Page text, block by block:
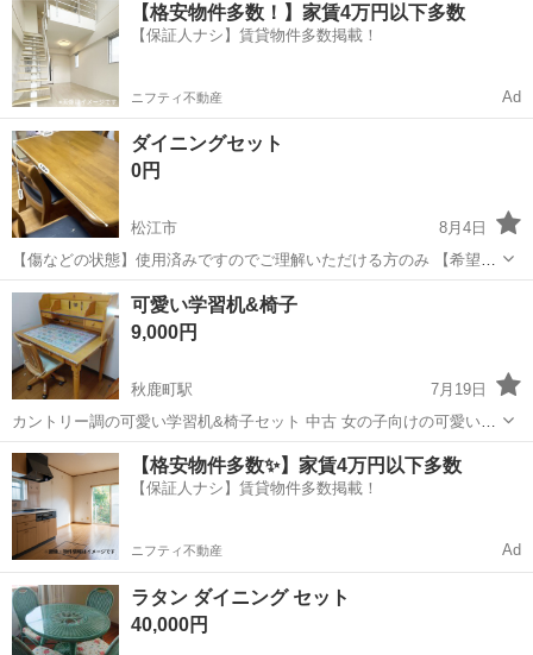
【格安物件多数！】家賃4万円以下多数
【保証人ナシ】賃貸物件多数掲載！
ニフティ不動産 Ad
ダイニングセット
0円
松江市
8月4日
【傷などの状態】使用済みですのでご理解いただける方のみ 【希望取
引場所】自宅 【希望取引日時】8月16日まで 上記の条件に合わせてく
ださる方を優先させていただきます。 ドタキャンしない方、中古品の
ためサイズや状態など...
島根 松江市 ダイニングセット
可愛い学習机&椅子
9,000円
秋鹿町駅
7月19日
カントリー調の可愛い学習机&椅子セット 中古 ​女の子向けの可愛いカ
ントリー調の学習机です。 子供が使用していたため、全体的に傷や汚
れなど使用感はございますがまだまだお使いいただけます。 コンセン
トも付いてます。 天板の側...
島根 松江市 秋鹿町駅 ダイニングセット
【格安物件多数✨】家賃4万円以下多数
【保証人ナシ】賃貸物件多数掲載！
ニフティ不動産 Ad
ラタン ダイニング セット
40,000円